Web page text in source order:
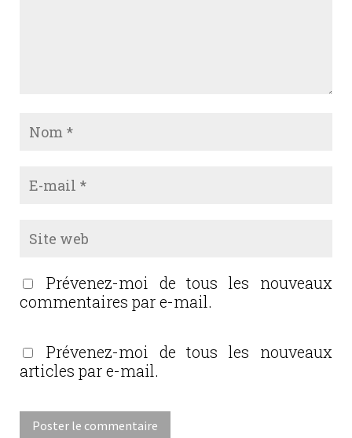
Prévenez-moi de tous les nouveaux
commentaires par e-mail.
Prévenez-moi de tous les nouveaux
articles par e-mail.